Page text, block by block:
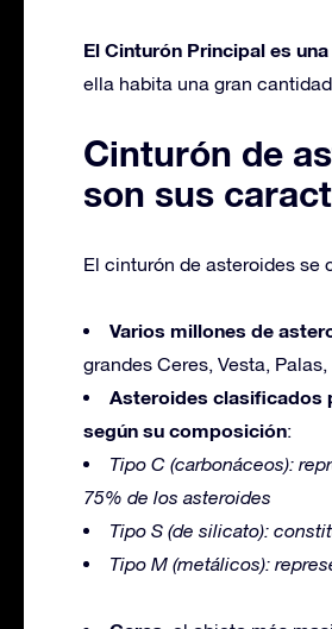
El Cinturón Principal es
ella habita una gran
Cinturón de
son sus
El cinturón de asteroides se
Varios millones de
grandes Ceres, Vesta,
Asteroides clasificados
según su composición:
Tipo C (carbonáceos):
75% de los asteroides
Tipo S (de silicato):
Tipo M (metálicos):